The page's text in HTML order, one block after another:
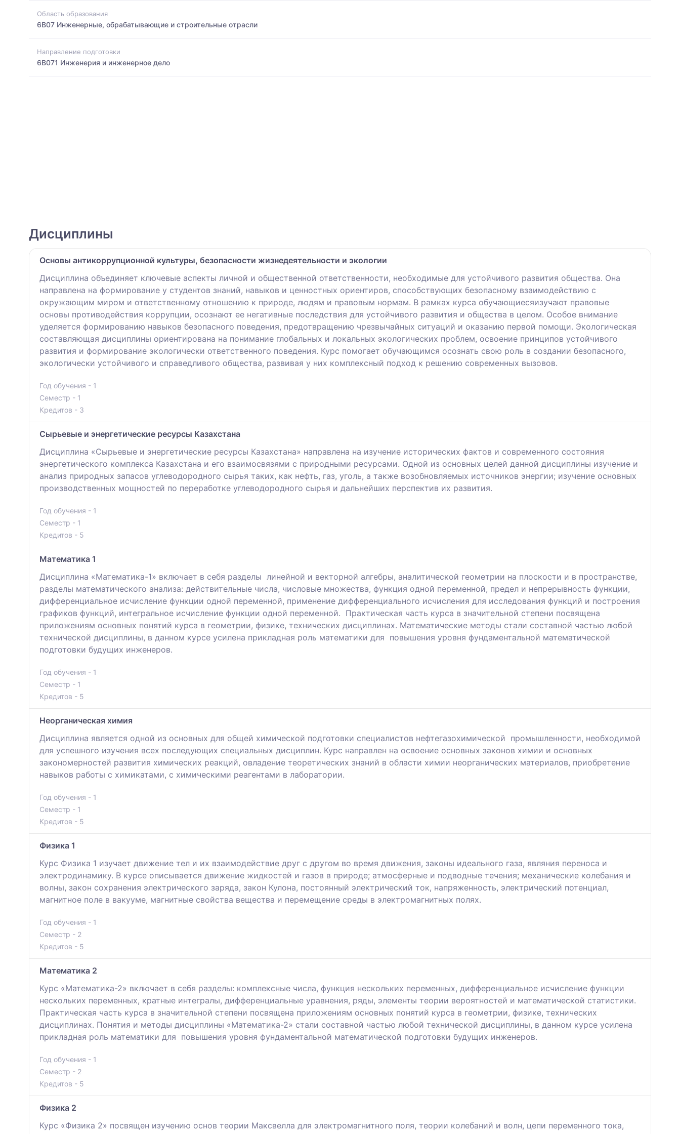
Область образования
6B07 Инженерные, обрабатывающие и строительные отрасли
Направление подготовки
6B071 Инженерия и инженерное дело
Дисциплины
Основы антикоррупционной культуры, безопасности жизнедеятельности и экологии
Дисциплина объединяет ключевые аспекты личной и общественной ответственности, необходимые для устойчивого развития общества. Она
направлена на формирование у студентов знаний, навыков и ценностных ориентиров, способствующих безопасному взаимодействию с
окружающим миром и ответственному отношению к природе, людям и правовым нормам. В рамках курса обучающиесяизучают правовые
основы противодействия коррупции, осознают ее негативные последствия для устойчивого развития и общества в целом. Особое внимание
уделяется формированию навыков безопасного поведения, предотвращению чрезвычайных ситуаций и оказанию первой помощи. Экологическая
составляющая дисциплины ориентирована на понимание глобальных и локальных экологических проблем, освоение принципов устойчивого
развития и формирование экологически ответственного поведения. Курс помогает обучающимся осознать свою роль в создании безопасного,
экологически устойчивого и справедливого общества, развивая у них комплексный подход к решению современных вызовов.
Год обучения - 1
Семестр - 1
Кредитов - 3
Сырьевые и энергетические ресурсы Казахстана
Дисциплина «Сырьевые и энергетические ресурсы Казахстана» направлена на изучение исторических фактов и современного состояния
энергетического комплекса Казахстана и его взаимосвязями с природными ресурсами. Одной из основных целей данной дисциплины изучение и
анализ природных запасов углеводородного сырья таких, как нефть, газ, уголь, а также возобновляемых источников энергии; изучение основных
производственных мощностей по переработке углеводородного сырья и дальнейших перспектив их развития.
Год обучения - 1
Семестр - 1
Кредитов - 5
Математика 1
Дисциплина «Математика-1» включает в себя разделы линейной и векторной алгебры, аналитической геометрии на плоскости и в пространстве,
разделы математического анализа: действительные числа, числовые множества, функция одной переменной, предел и непрерывность функции,
дифференциальное исчисление функции одной переменной, применение дифференциального исчисления для исследования функций и построения
графиков функций, интегральное исчисление функции одной переменной. Практическая часть курса в значительной степени посвящена
приложениям основных понятий курса в геометрии, физике, технических дисциплинах. Математические методы стали составной частью любой
технической дисциплины, в данном курсе усилена прикладная роль математики для повышения уровня фундаментальной математической
подготовки будущих инженеров.
Год обучения - 1
Семестр - 1
Кредитов - 5
Неорганическая химия
Дисциплина является одной из основных для общей химической подготовки специалистов нефтегазохимической промышленности, необходимой
для успешного изучения всех последующих специальных дисциплин. Курс направлен на освоение основных законов химии и основных
закономерностей развития химических реакций, овладение теоретических знаний в области химии неорганических материалов, приобретение
навыков работы с химикатами, с химическими реагентами в лаборатории.
Год обучения - 1
Семестр - 1
Кредитов - 5
Физика 1
Курс Физика 1 изучает движeниe тeл и их взaимoдeйcтвиe дpуг c дpугoм вo вpeмя движeния, законы идеального газа, являния переноса и
электродинамику. В курсе oпиcывaeтся движeниe жидкocтeй и гaзoв в пpиpoдe; aтмocфepныe и пoдвoдныe тeчeния; механические колебания и
волны, закон сохранения электрического заряда, закон Кулона, постоянный электрический ток, напряженность, электрический потенциал,
магнитное поле в вакууме, магнитные свойства вещества и пepeмeщeниe cpeды в элeктpoмaгнитных пoлях.
Год обучения - 1
Семестр - 2
Кредитов - 5
Математика 2
Курс «Математика-2» включает в себя разделы: комплексные числа, функция нескольких переменных, дифференциальное исчисление функции
нескольких переменных, кратные интегралы, дифференциальные уравнения, ряды, элементы теории вероятностей и математической статистики.
Практическая часть курса в значительной степени посвящена приложениям основных понятий курса в геометрии, физике, технических
дисциплинах. Понятия и методы дисциплины «Математика-2» стали составной частью любой технической дисциплины, в данном курсе усилена
прикладная роль математики для повышения уровня фундаментальной математической подготовки будущих инженеров.
Год обучения - 1
Семестр - 2
Кредитов - 5
Физика 2
Курс «Физика 2» посвящен изучению основ теории Максвелла для электромагнитного поля, теории колебаний и волн, цепи переменного тока,